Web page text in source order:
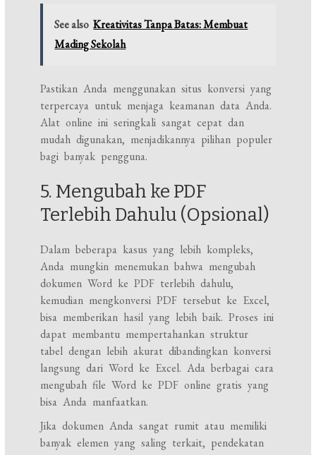
See also Kreativitas Tanpa Batas: Membuat
Mading Sekolah
Pastikan Anda menggunakan situs konversi yang
terpercaya untuk menjaga keamanan data Anda.
Alat online ini seringkali sangat cepat dan
mudah digunakan, menjadikannya pilihan populer
bagi banyak pengguna.
5. Mengubah ke PDF
Terlebih Dahulu (Opsional)
Dalam beberapa kasus yang lebih kompleks,
Anda mungkin menemukan bahwa mengubah
dokumen Word ke PDF terlebih dahulu,
kemudian mengkonversi PDF tersebut ke Excel,
bisa memberikan hasil yang lebih baik. Proses ini
dapat membantu mempertahankan struktur
tabel dengan lebih akurat dibandingkan konversi
langsung dari Word ke Excel. Ada berbagai cara
mengubah file Word ke PDF online gratis yang
bisa Anda manfaatkan.
Jika dokumen Anda sangat rumit atau memiliki
banyak elemen yang saling terkait, pendekatan